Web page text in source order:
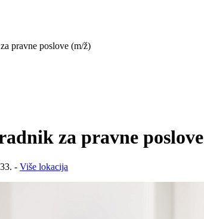
pravne poslove (m/ž)
za pravne poslove
- Više lokacija